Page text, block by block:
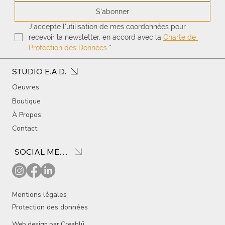
STUDIO E.A.D.
Oeuvres
Boutique
À Propos
Contact
S'abonner
J'accepte l'utilisation de mes coordonnées pour
recevoir la newsletter, en accord avec la Charte de
Protection des Données *
SOCIAL MEDIA
Mentions légales
Protection des données